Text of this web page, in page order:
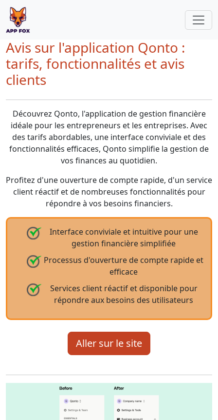
Avis sur l'application Qonto :
tarifs, fonctionnalités et avis
clients
Découvrez Qonto, l'application de gestion financière
idéale pour les entrepreneurs et les entreprises. Avec
des tarifs abordables, une interface conviviale et des
fonctionnalités efficaces, Qonto simplifie la gestion de
vos finances au quotidien.
Profitez d'une ouverture de compte rapide, d'un service
client réactif et de nombreuses fonctionnalités pour
répondre à vos besoins financiers.
Interface conviviale et intuitive pour une
gestion financière simplifiée
Processus d'ouverture de compte rapide et
efficace
Services client réactif et disponible pour
répondre aux besoins des utilisateurs
Aller sur le site